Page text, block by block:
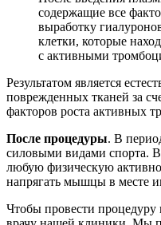
содержащие все
выработку
клетки, которые
с активными
Результатом является
поврежденных тканей за
факторов роста активных
После процедуры. В
силовыми видами спорта.
любую физическую
напрягать мышцы в месте
Чтобы провести процедуру